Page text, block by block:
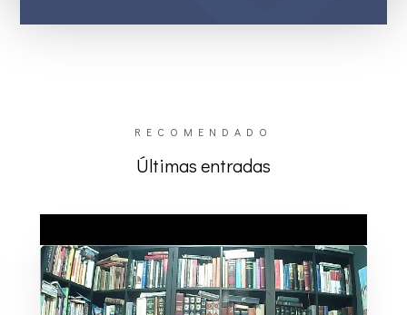
RECOMENDADO
Últimas entradas